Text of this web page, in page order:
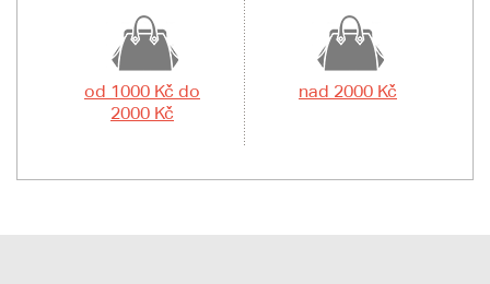
od 1000 Kč do
2000 Kč
nad 2000 Kč